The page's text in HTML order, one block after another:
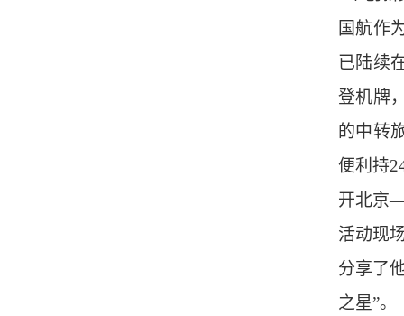
国航作
已陆续
登机牌
的中转
便利持
开北京
活动现
分享了
之星”。